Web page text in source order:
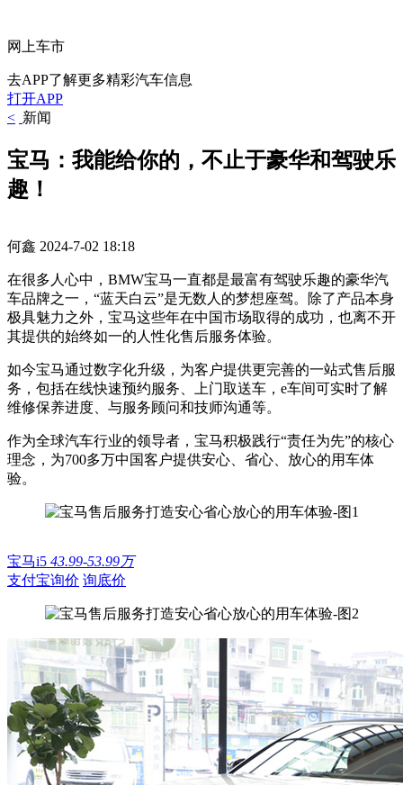
网上车市
去APP了解更多精彩汽车信息
打开APP
< 新闻
宝马：我能给你的，不止于豪华和驾驶乐
趣！
何鑫 2024-7-02 18:18
在很多人心中，BMW宝马一直都是最富有驾驶乐趣的豪华汽
车品牌之一，“蓝天白云”是无数人的梦想座驾。
除了产品本身
极具魅力之外，宝马这些年在中国市场取得的成功，也离不开
其提供的始终如一的人性化售后服务体验。
如今宝马通过数字化升级，为客户提供更完善的一站式售后服
务，包括在线快速预约服务、上门取送车，e车间可实时了解
维修保养进度、与服务顾问和技师沟通等。
作为全球汽车行业的领导者，宝马积极践行“责任为先”的核心
理念，为700多万中国客户提供安心、省心、放心的用车体
验。
宝马i5 43.99-53.99万
支付宝询价 询底价